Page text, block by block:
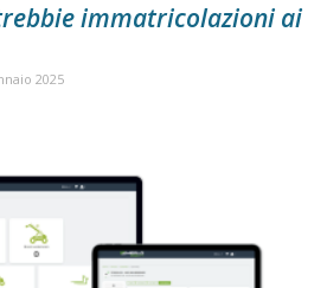
immatricolazioni ai
2025